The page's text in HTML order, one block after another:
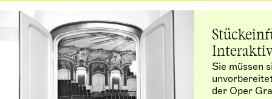
Sie müssen
der Oper